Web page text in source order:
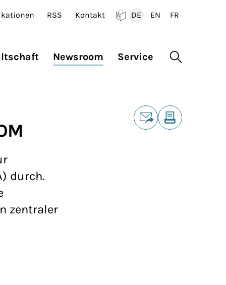
RSS Kontakt
DE
EN
FR
Newsroom Service Suche
durch.
zentraler